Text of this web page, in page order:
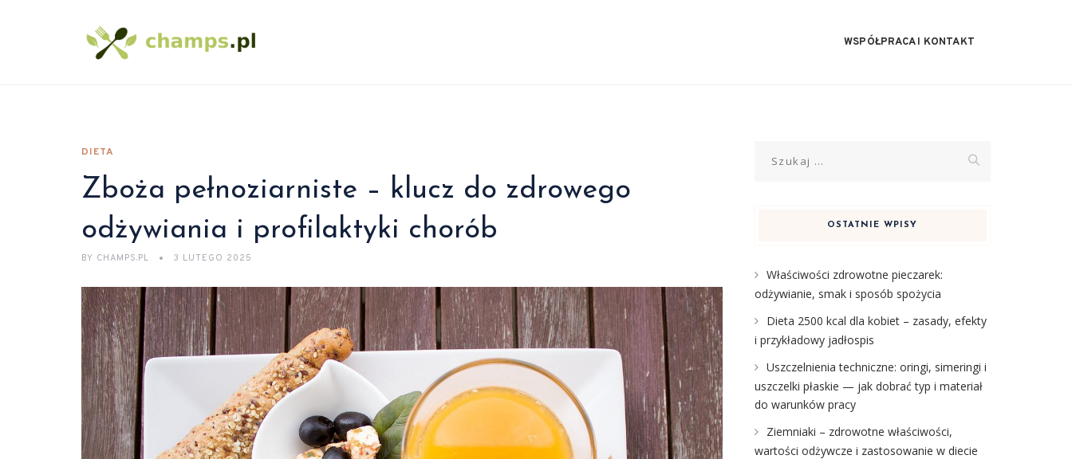
WSPÓŁPRACA I KONTAKT
DIETA
Zboża pełnoziarniste – klucz do zdrowego
odżywiania i profilaktyki chorób
BY CHAMPS.PL 3 LUTEGO 2025
OSTATNIE WPISY
Właściwości zdrowotne pieczarek:
odżywianie, smak i sposób spożycia
Dieta 2500 kcal dla kobiet – zasady, efekty
i przykładowy jadłospis
Uszczelnienia techniczne: oringi, simeringi i
uszczelki płaskie — jak dobrać typ i materiał
do warunków pracy
Ziemniaki – zdrowotne właściwości,
wartości odżywcze i zastosowanie w diecie